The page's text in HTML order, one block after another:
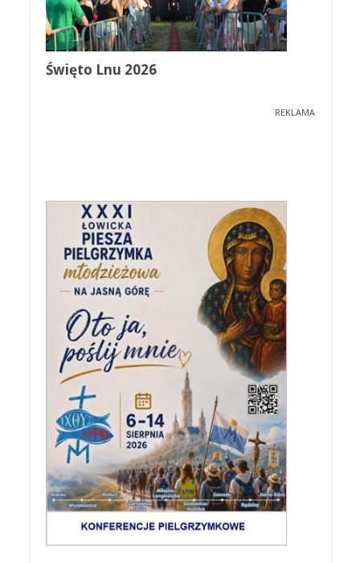
Święto Lnu 2026
REKLAMA